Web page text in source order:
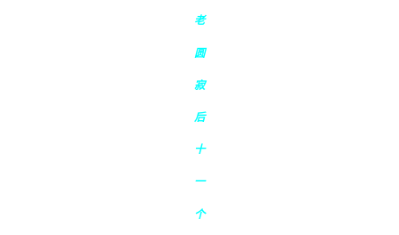
老
圆
寂
后
十
一
个